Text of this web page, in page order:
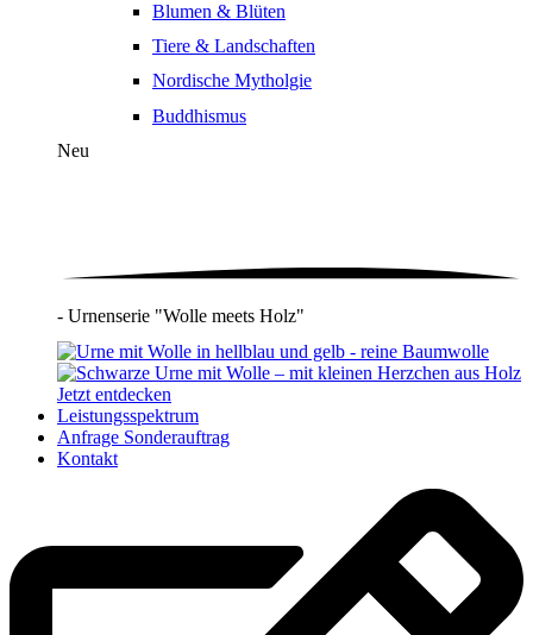
Blumen & Blüten
Tiere & Landschaften
Nordische Mytholgie
Buddhismus
Neu
- Urnenserie "Wolle meets Holz"
Jetzt entdecken
Leistungsspektrum
Anfrage Sonderauftrag
Kontakt